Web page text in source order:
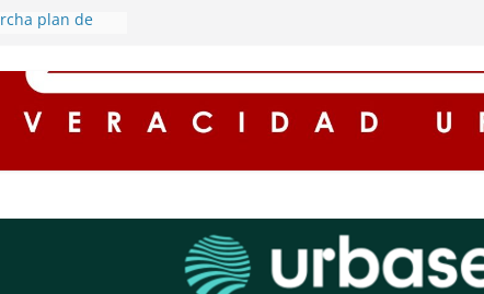
plan de
de hasta
para
en
‘Zona Segura’
en Soacha